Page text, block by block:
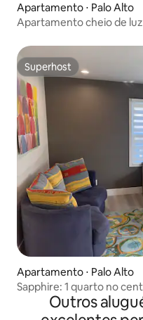
Apartamento ⋅ Palo Alto
Apartamento cheio de
Superhost
Superhost
Apartamento ⋅ Palo Alto
Sapphire: 1 quarto no
ar condicionado
Outros